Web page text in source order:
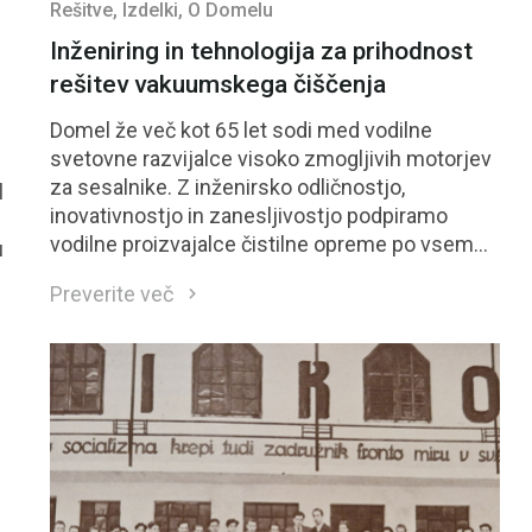
Rešitve, Izdelki, O Domelu
Inženiring in tehnologija za prihodnost
rešitev vakuumskega čiščenja
Domel že več kot 65 let sodi med vodilne
svetovne razvijalce visoko zmogljivih motorjev
za sesalnike. Z inženirsko odličnostjo,
inovativnostjo in zanesljivostjo podpiramo
vodilne proizvajalce čistilne opreme po vsem
sesalnike so prepoznani po učinkovitosti,
vibracije in tiho delovanje Aerodinamična
učinkovitost v samem vrhu (&gt;55 %) 10–30 %
manjša poraba materiala ob enaki zmogljivosti
Visoko avtomatizirana proizvodnja s 100 %
končno kontrolo Te prednosti Domel uvrščajo
med zanesljive dolgoročne partnerje za
Preverite več